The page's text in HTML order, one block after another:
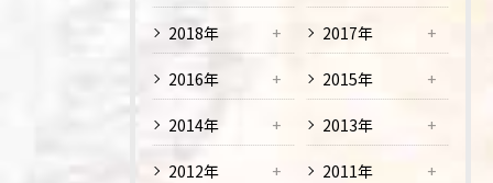
2018年 2017年
2016年 2015年
2014年 2013年
2012年 2011年